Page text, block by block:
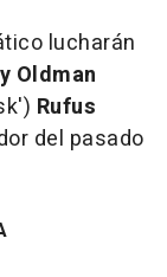
lucharán
Oldman
Rufus
del pasado